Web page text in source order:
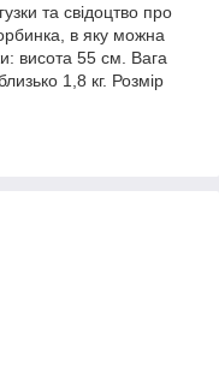
та свідоцтво про
в яку можна
висота 55 см. Вага
1,8 кг. Розмір